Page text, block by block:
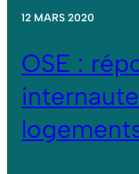
12 MARS 2020
OSE :